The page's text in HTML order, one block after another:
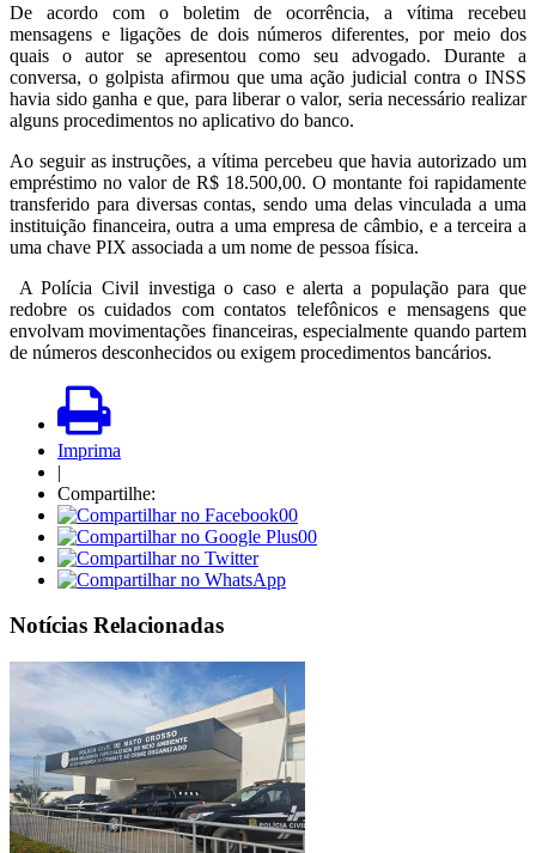
De acordo com o boletim de ocorrência, a vítima recebeu
mensagens e ligações de dois números diferentes, por meio dos
quais o autor se apresentou como seu advogado. Durante a
conversa, o golpista afirmou que uma ação judicial contra o INSS
havia sido ganha e que, para liberar o valor, seria necessário realizar
alguns procedimentos no aplicativo do banco.
Ao seguir as instruções, a vítima percebeu que havia autorizado um
empréstimo no valor de R$ 18.500,00. O montante foi rapidamente
transferido para diversas contas, sendo uma delas vinculada a uma
instituição financeira, outra a uma empresa de câmbio, e a terceira a
uma chave PIX associada a um nome de pessoa física.
A Polícia Civil investiga o caso e alerta a população para que
redobre os cuidados com contatos telefônicos e mensagens que
envolvam movimentações financeiras, especialmente quando partem
de números desconhecidos ou exigem procedimentos bancários.
Imprima
|
Compartilhe:
00
00
Notícias Relacionadas